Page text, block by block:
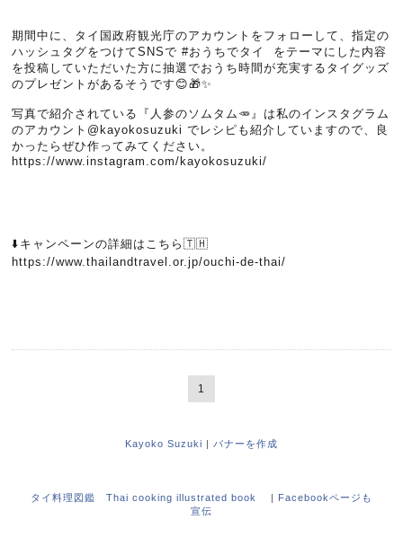
期間中に、タイ国政府観光庁のアカウントをフォローして、指定の
ハッシュタグをつけてSNSで #おうちでタイ をテーマにした内容
を投稿していただいた方に抽選でおうち時間が充実するタイグッズ
のプレゼントがあるそうです😊🎁✨
写真で紹介されている『人参のソムタム🥕』は私のインスタグラム
のアカウント@kayokosuzuki でレシピも紹介していますので、良
かったらぜひ作ってみてください。
https://www.instagram.com/kayokosuzuki/
⬇️キャンペーンの詳細はこちら🇹🇭
https://www.thailandtravel.or.jp/ouchi-de-thai/
1
Kayoko Suzuki | バナーを作成
タイ料理図鑑 Thai cooking illustrated book | Facebookページも
宣伝